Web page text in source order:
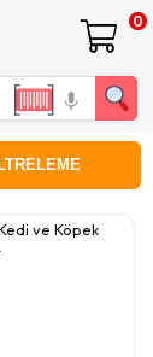
0
ve Köpek